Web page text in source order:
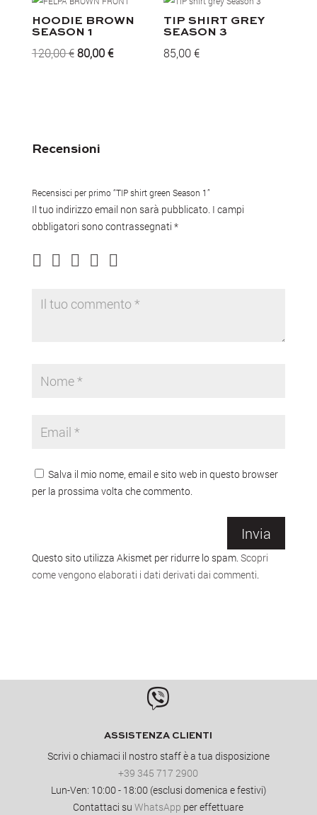
HOODIE BROWN
SEASON 1
120,00€ Il
80,00€Il
TIP SHIRT GREY
SEASON 3
85,00€
Recensioni
Recensisci per primo “TIP shirt green Season 1”
Il tuo indirizzo email non sarà pubblicato. I campi
obbligatori sono contrassegnati *
Salva il mio nome, email e sito web in questo browser
per la prossima volta che commento.
Invia
Questo sito utilizza Akismet per ridurre lo spam. Scopri
come vengono elaborati i dati derivati dai commenti.

ASSISTENZA CLIENTI
Scrivi o chiamaci il nostro staff è a tua disposizione
+39 345 717 2900
Lun-Ven: 10:00 - 18:00 (esclusi domenica e festivi)
Contattaci suWhatsApp per effettuare